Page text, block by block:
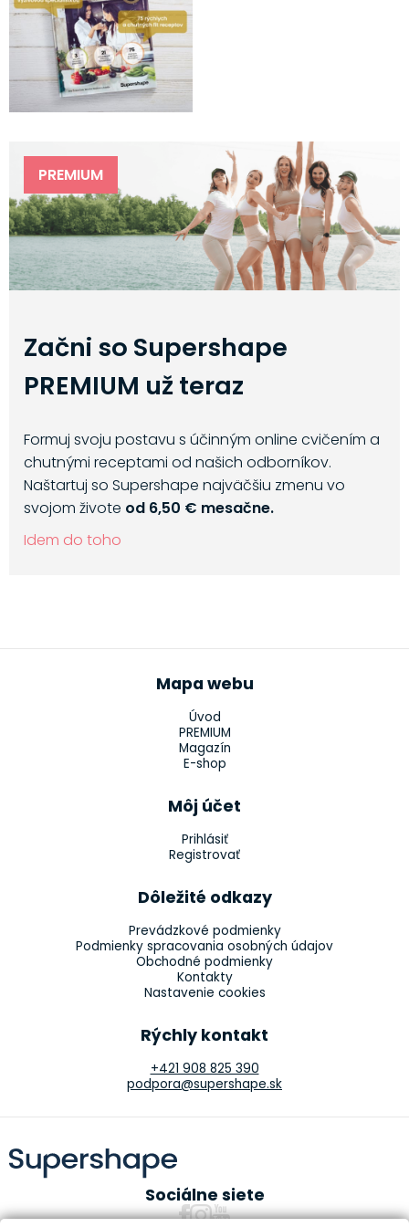
PREMIUM
Začni so Supershape
PREMIUM už teraz
Formuj svoju postavu s účinným online cvičením a
chutnými receptami od našich odborníkov.
Naštartuj so Supershape najväčšiu zmenu vo
svojom živote od 6,50 € mesačne.
Idem do toho
Mapa webu
Úvod
PREMIUM
Magazín
E-shop
Môj účet
Prihlásiť
Registrovať
Dôležité odkazy
Prevádzkové podmienky
Podmienky spracovania osobných údajov
Obchodné podmienky
Kontakty
Nastavenie cookies
Rýchly kontakt
+421 908 825 390
podpora@supershape.sk
Sociálne siete